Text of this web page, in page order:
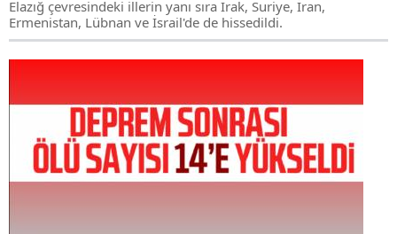
Elazığ çevresindeki illerin yanı sıra Irak, Suriye, İran,
Ermenistan, Lübnan ve İsrail'de de hissedildi.